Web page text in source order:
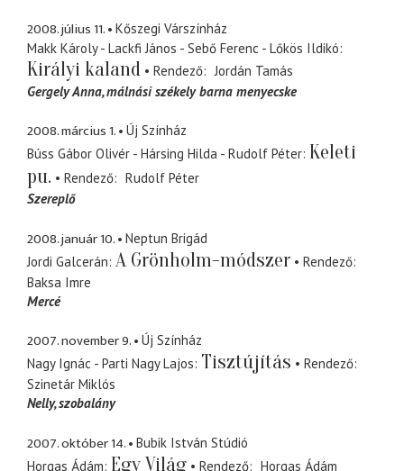
2008. július 11.
Kőszegi Várszínház
Makk Károly - Lackfi János - Sebő Ferenc - Lőkös Ildikó
Királyi kaland Rendező
Jordán Tamás
Gergely Anna málnási székely barna menyecske
2008. március 1.
Új Színház
Búss Gábor Olivér - Hársing Hilda - Rudolf Péter Keleti
pu.
Rendező
Rudolf Péter
Szereplő
2008. január 10.
Neptun Brigád
Jordi Galcerán A Grönholm-módszer
Rendező
Baksa Imre
Mercé
2007. november 9.
Új Színház
Nagy Ignác - Parti Nagy Lajos Tisztújítás
Rendező
Szinetár Miklós
Nelly szobalány
2007. október 14.
Bubik István Stúdió
Horgas Ádám Egy Világ Rendező
Horgas Ádám